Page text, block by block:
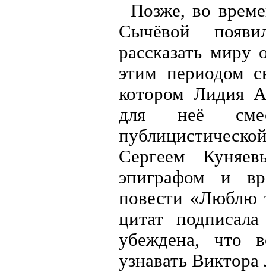
Позже, во
Сычёвой
рассказать
этим периодом
котором Лидия
для неё
Сергеем
эпиграфом и
повести «Люблю
цитат
убеждена, что
узнавать